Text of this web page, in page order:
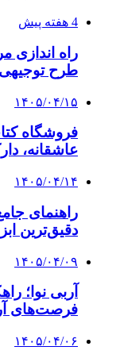
4 هفته پیش
راه اندازی
طرح توجیهی
۱۴۰۵/۰۴/۱۵
عاشقانه،
۱۴۰۵/۰۴/۱۴
راهنمای
دقیق‌ترین
۱۴۰۵/۰۴/۰۹
آربی نوا؛
فرصت‌های
۱۴۰۵/۰۴/۰۶